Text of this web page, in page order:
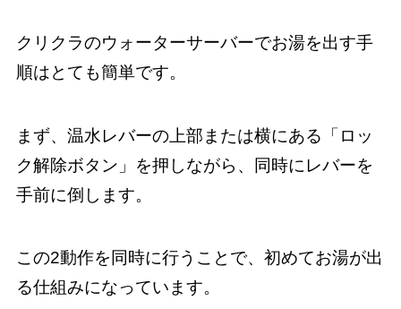
クリクラのウォーターサーバーでお湯を出す手
順はとても簡単です。
まず、温水レバーの上部または横にある「ロッ
ク解除ボタン」を押しながら、同時にレバーを
手前に倒します。
この2動作を同時に行うことで、初めてお湯が出
る仕組みになっています。